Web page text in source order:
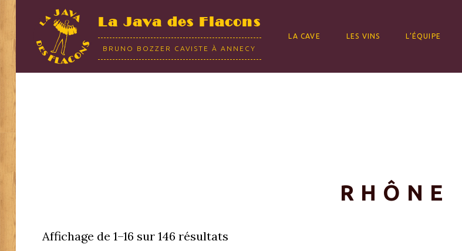
La Java des Flacons
BRUNO BOZZER CAVISTE À ANNECY
LA CAVE LES VINS L’ÉQUIPE
RHÔNE
Affichage de 1–16 sur 146 résultats